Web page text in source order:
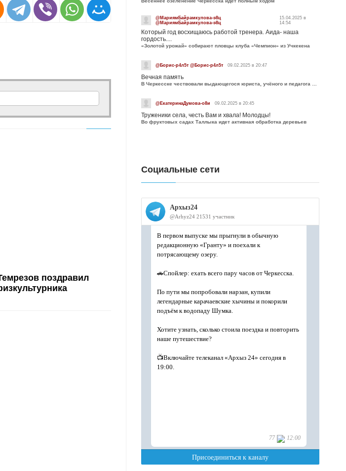
поздравил
@МариямБайрамкулова-э8ц
@МариямБайрамкулова-э8ц
15.04.2025 в
14:54
Который год восхищаюсь работой тренера. Аида- наша
гордость....
«Золотой урожай» собирают пловцы клуба «Чемпион» из Учкекена
@Борис-р4л5т @Борис-р4л5т 09.02.2025 в 20:47
Вечная память
@ЕкатеринаДумова-о8и 09.02.2025 в 20:45
Труженики села, честь Вам и хвала! Молодцы!
Во фруктовых садах Таллыка идет активная обработка деревьев
Социальные сети